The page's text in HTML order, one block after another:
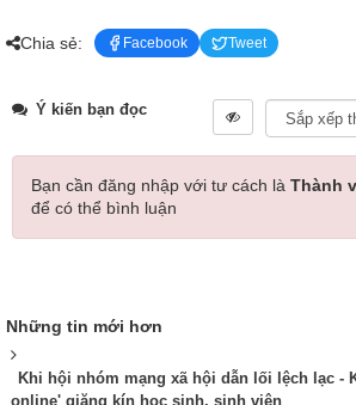
Chia sẻ: Facebook Tweet
Ý kiến bạn đọc
Bạn cần đăng nhập với tư cách là Thành
để có thể bình luận
Những tin mới hơn
Khi hội nhóm mạng xã hội dẫn lối lệch lạc -
online' giăng kín học sinh, sinh viên